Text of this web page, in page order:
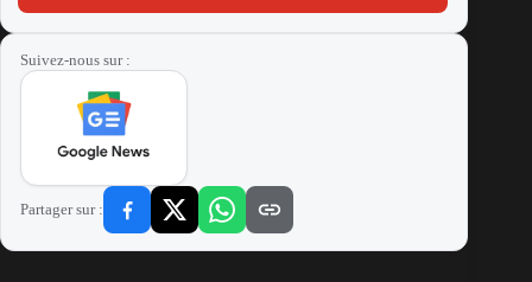
Suivez-nous sur :
Partager sur :